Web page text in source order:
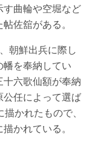
曲輪や空堀など
佐舘がある。
朝鮮出兵に際し
を奉納してい
六歌仙額が奉納
任によって選ば
かれたもので、
かれている。